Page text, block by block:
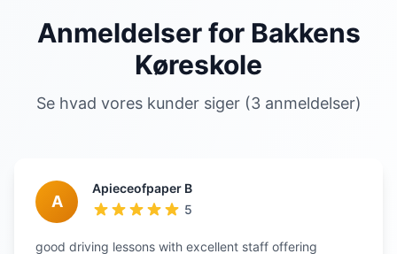
Anmeldelser for Bakkens
Køreskole
Se hvad vores kunder siger (3 anmeldelser)
A
Apieceofpaper B
5
good driving lessons with excellent staff offering